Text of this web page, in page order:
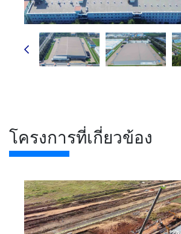
โครงการที่เกี่ยวข้อง